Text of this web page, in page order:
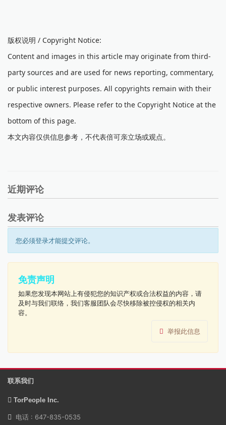
版权说明 / Copyright Notice:
Content and images in this article may originate from third-
party sources and are used for news reporting, commentary,
or public interest purposes. All copyrights remain with their
respective owners. Please refer to the Copyright Notice at the
bottom of this page.
本文内容仅供信息参考，不代表倍可亲立场或观点。
近期评论
发表评论
您必须登录才能提交评论。
免责声明
如果您发现本网站上有侵犯您的知识产权或合法权益的内容，请
及时与我们联络，我们客服团队会尽快移除被控侵权的相关内
容。
举报此信息
联系我们
TorPeople Inc.
电话 : 647-835-0535